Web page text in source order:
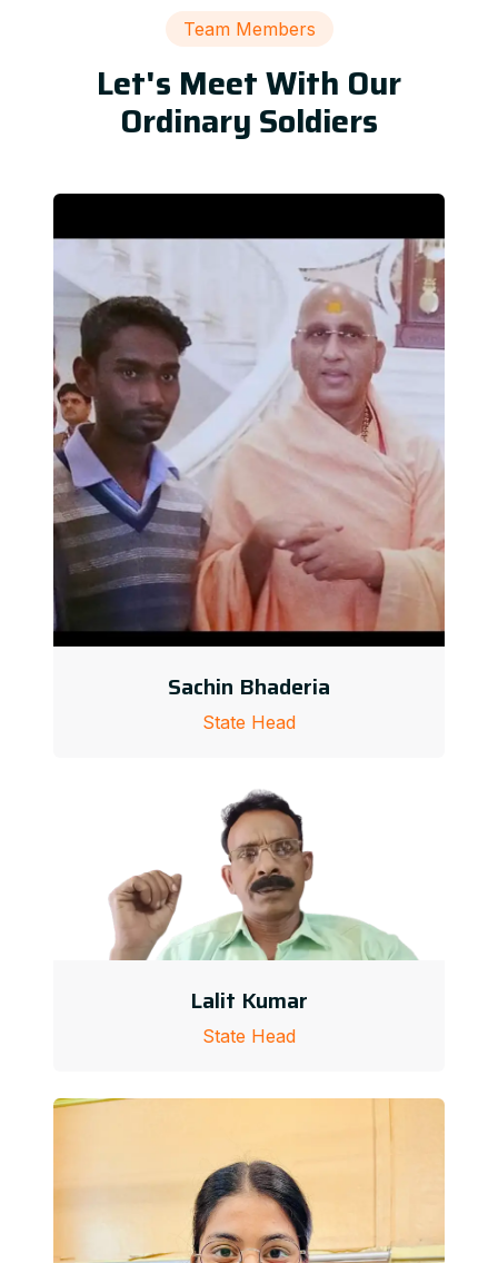
Team Members
Let's Meet With Our
Ordinary Soldiers
Sachin Bhaderia
State Head
Lalit Kumar
State Head